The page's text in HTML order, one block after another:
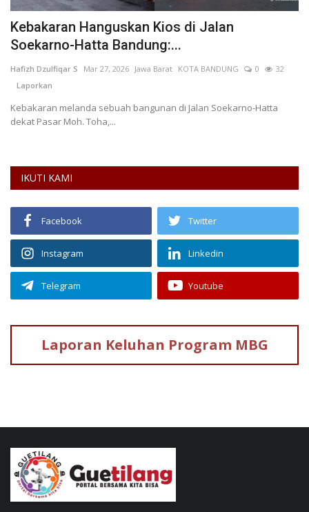
Kebakaran Hanguskan Kios di Jalan
Soekarno-Hatta Bandung:...
Hafizh Dzulfiqar S Mar 27, 2026 Jawa Barat KOTA BANDUNG 0
32
Laporkan
Kebakaran melanda sebuah bangunan di Jalan Soekarno-Hatta
dekat Pasar Moh. Toha,...
IKUTI KAMI
Facebook Twitter
Instagram Linkedin
Telegram Youtube
Laporan Keluhan Program MBG